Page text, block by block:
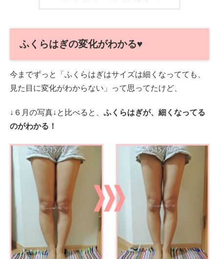
ふくらはぎの変化がわかる♥
今までずっと「ふくらはぎはサイズは細くなってても、
見た目に変化がわからない」って思ってたけど、
↓６月の写真↓と比べると、 ふくらはぎが、細くなってる
のがわかる！